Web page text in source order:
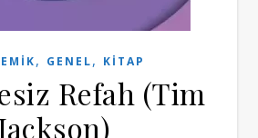
, GENEL, KITAP
Refah (Tim